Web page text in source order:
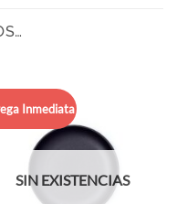
Inmediata
SIN EXISTENCIAS